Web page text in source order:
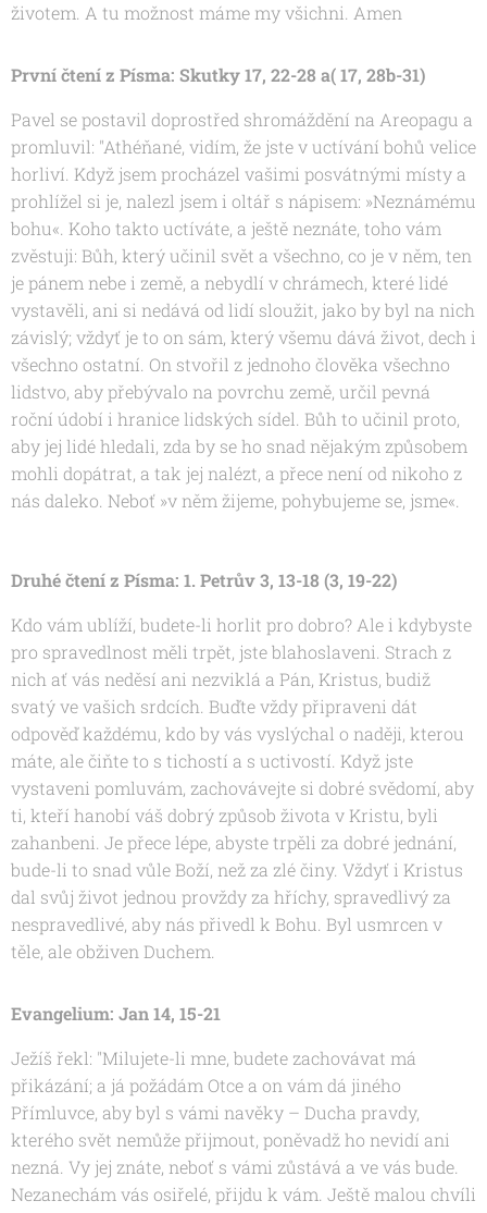
životem. A tu možnost máme my všichni. Amen
První čtení z Písma: Skutky 17, 22-28 a( 17, 28b-31)
Pavel se postavil doprostřed shromáždění na Areopagu a
promluvil: "Athéňané, vidím, že jste v uctívání bohů velice
horliví. Když jsem procházel vašimi posvátnými místy a
prohlížel si je, nalezl jsem i oltář s nápisem: »Neznámému
bohu«. Koho takto uctíváte, a ještě neznáte, toho vám
zvěstuji: Bůh, který učinil svět a všechno, co je v něm, ten
je pánem nebe i země, a nebydlí v chrámech, které lidé
vystavěli, ani si nedává od lidí sloužit, jako by byl na nich
závislý; vždyť je to on sám, který všemu dává život, dech i
všechno ostatní. On stvořil z jednoho člověka všechno
lidstvo, aby přebývalo na povrchu země, určil pevná
roční údobí i hranice lidských sídel. Bůh to učinil proto,
aby jej lidé hledali, zda by se ho snad nějakým způsobem
mohli dopátrat, a tak jej nalézt, a přece není od nikoho z
nás daleko. Neboť »v něm žijeme, pohybujeme se, jsme«.
Druhé čtení z Písma: 1. Petrův 3, 13-18 (3, 19-22)
Kdo vám ublíží, budete-li horlit pro dobro? Ale i kdybyste
pro spravedlnost měli trpět, jste blahoslaveni. Strach z
nich ať vás neděsí ani nezviklá a Pán, Kristus, budiž
svatý ve vašich srdcích. Buďte vždy připraveni dát
odpověď každému, kdo by vás vyslýchal o naději, kterou
máte, ale čiňte to s tichostí a s uctivostí. Když jste
vystaveni pomluvám, zachovávejte si dobré svědomí, aby
ti, kteří hanobí váš dobrý způsob života v Kristu, byli
zahanbeni. Je přece lépe, abyste trpěli za dobré jednání,
bude-li to snad vůle Boží, než za zlé činy. Vždyť i Kristus
dal svůj život jednou provždy za hříchy, spravedlivý za
nespravedlivé, aby nás přivedl k Bohu. Byl usmrcen v
těle, ale obživen Duchem.
Evangelium: Jan 14, 15-21
Ježíš řekl: "Milujete-li mne, budete zachovávat má
přikázání; a já požádám Otce a on vám dá jiného
Přímluvce, aby byl s vámi navěky – Ducha pravdy,
kterého svět nemůže přijmout, poněvadž ho nevidí ani
nezná. Vy jej znáte, neboť s vámi zůstává a ve vás bude.
Nezanechám vás osiřelé, přijdu k vám. Ještě malou chvíli